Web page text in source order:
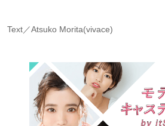
Text／Atsuko Morita(vivace)